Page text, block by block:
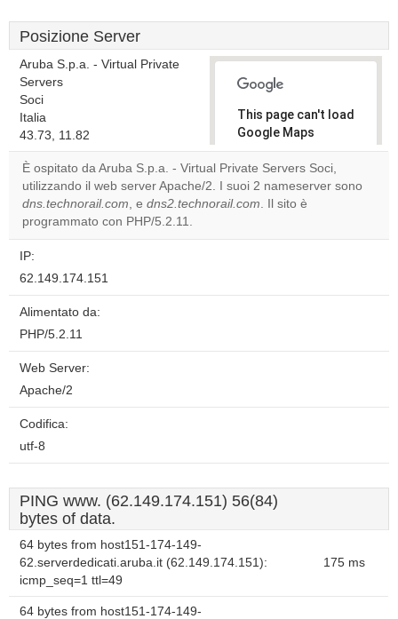
Posizione Server
Aruba S.p.a. - Virtual Private
Servers
Soci
Italia
43.73, 11.82
This page can't load
Google Maps
correctly.
Do you
own this
È ospitato da Aruba S.p.a. - Virtual Private Servers Soci,
utilizzando il web server Apache/2. I suoi 2 nameserver sono
dns.technorail.com, e dns2.technorail.com. Il sito è
programmato con PHP/5.2.11.
IP:
62.149.174.151
Alimentato da:
PHP/5.2.11
Web Server:
Apache/2
Codifica:
utf-8
PING www. (62.149.174.151) 56(84)
bytes of data.
64 bytes from host151-174-149-
62.serverdedicati.aruba.it (62.149.174.151):
icmp_seq=1 ttl=49
175 ms
64 bytes from host151-174-149-